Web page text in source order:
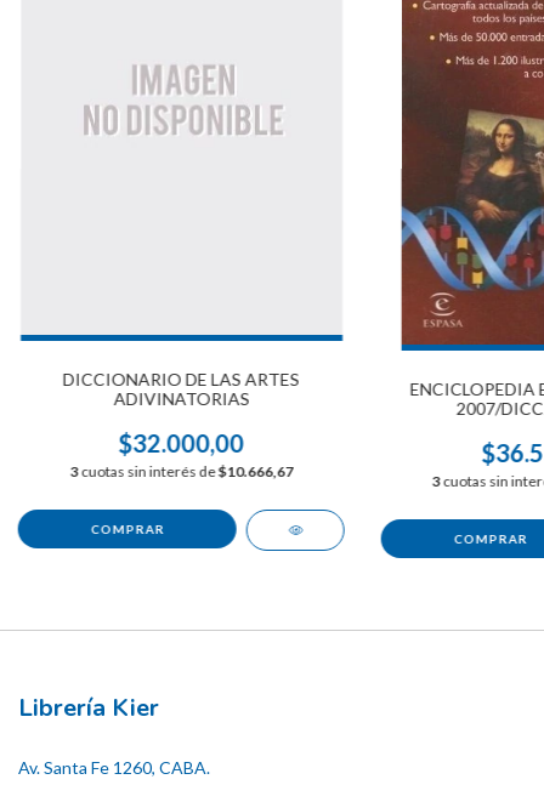
DICCIONARIO DE LAS ARTES
ADIVINATORIAS
$32.000,00
3cuotas sin interés de$10.666,67
ENCICLOPEDIA
2007/
3cuotas sin
Librería Kier
Av. Santa Fe 1260, CABA.